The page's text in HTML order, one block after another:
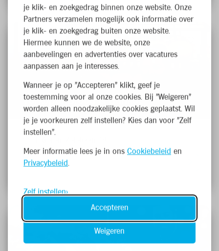
je klik- en zoekgedrag binnen onze website. Onze
Partners verzamelen mogelijk ook informatie over
je klik- en zoekgedrag buiten onze website.
Hiermee kunnen we de website, onze
aanbevelingen en advertenties over vacatures
aanpassen aan je interesses.
Wanneer je op "Accepteren" klikt, geef je
toestemming voor al onze cookies. Bij "Weigeren"
worden alleen noodzakelijke cookies geplaatst. Wil
je je voorkeuren zelf instellen? Kies dan voor "Zelf
instellen".
Meer informatie lees je in ons Cookiebeleid en
Privacybeleid.
Zelf instellen
Weigeren
Accepteren
Verkoper Brood & Banket
Parttime
Franchise